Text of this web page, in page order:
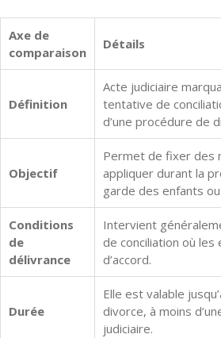
Axe de
comparaison
Détails
Définition
Acte judiciaire
tentative de
d’une procédure de
Objectif
Permet de fixer des
appliquer durant la
garde des enfants
Conditions
de
délivrance
Intervient
de conciliation où les
d’accord.
Durée
Elle est valable
divorce, à moins
judiciaire.